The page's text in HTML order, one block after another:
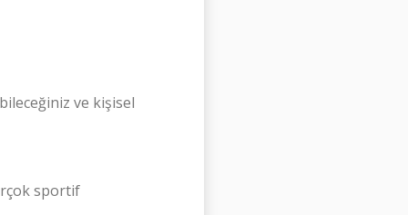
ve kişisel
sportif